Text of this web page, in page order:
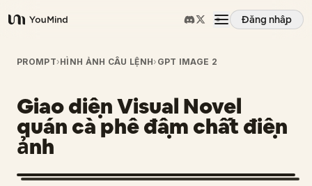
YouMind
Đăng nhập
Tổng quan
Các trường hợp sử dụng
Kỹ năng
PROMPT›HÌNH ẢNH CÂU LỆNH› GPT IMAGE 2
Giao diện Visual Novel
quán cà phê đậm chất điện
ảnh